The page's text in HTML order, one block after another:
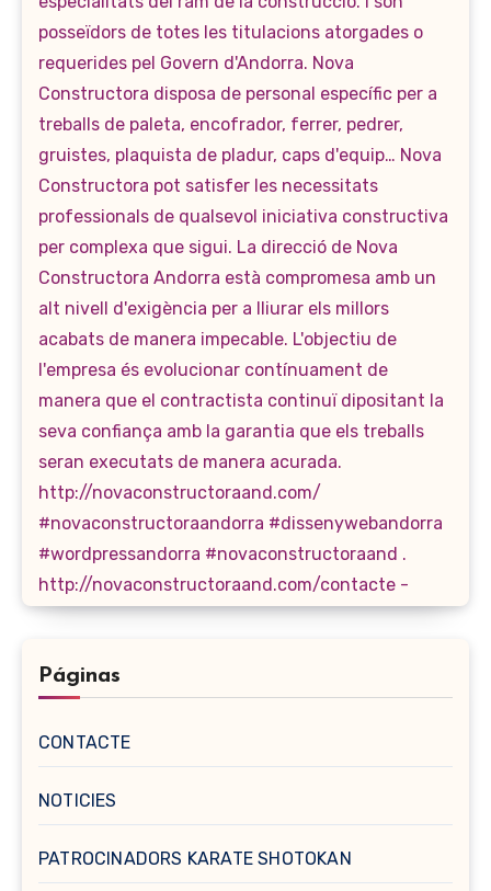
Páginas
CONTACTE
NOTICIES
PATROCINADORS KARATE SHOTOKAN